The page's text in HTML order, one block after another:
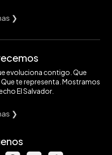
❯
evoluciona contigo. Que
te representa. Mostramos
El Salvador.
❯